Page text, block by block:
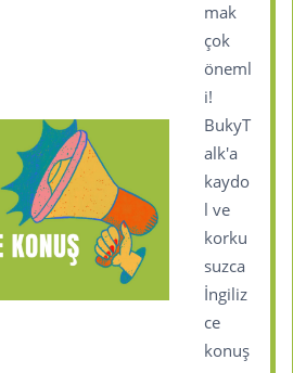
mak
çok
öneml
i!
BukyT
alk'a
kaydo
l ve
korku
suzca
İngiliz
ce
konuş